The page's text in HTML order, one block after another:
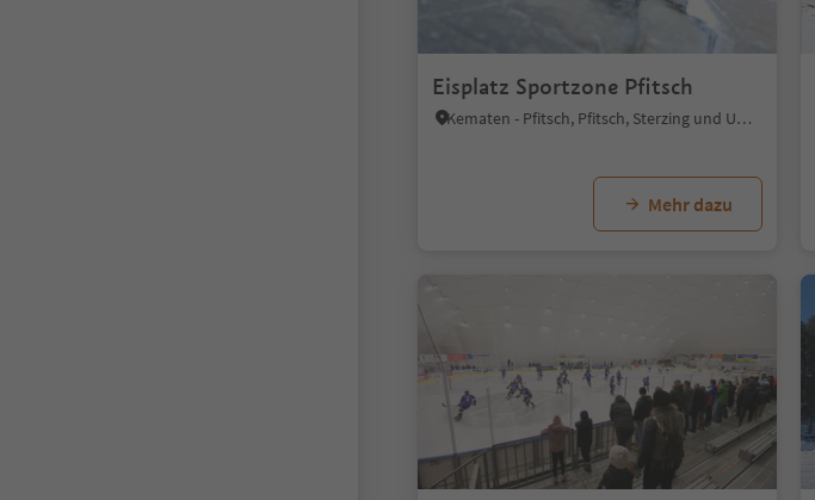
Eisplatz Sportzone Pfitsch
Kematen - Pfitsch, Pfitsch, Sterzing und Umgebung
Mehr dazu